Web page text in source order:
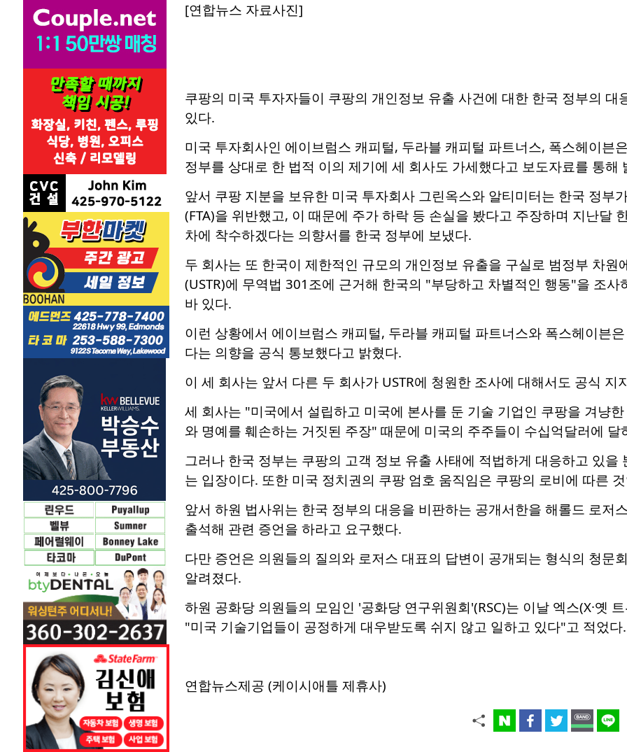
[연합뉴스 자료사진]
쿠팡의 미국 투자자들이 쿠팡의 개인정보 유출 사건에 대한 한국 정부의
있다.
미국 투자회사인 에이브럼스 캐피털, 두라블 캐피털 파트너스, 폭스헤이븐
정부를 상대로 한 법적 이의 제기에 세 회사도 가세했다고 보도자료를 통해
앞서 쿠팡 지분을 보유한 미국 투자회사 그린옥스와 알티미터는 한국 정부
(FTA)을 위반했고, 이 때문에 주가 하락 등 손실을 봤다고 주장하며 지난달
차에 착수하겠다는 의향서를 한국 정부에 보냈다.
두 회사는 또 한국이 제한적인 규모의 개인정보 유출을 구실로 범정부 차
(USTR)에 무역법 301조에 근거해 한국의 "부당하고 차별적인 행동"을 조
바 있다.
이런 상황에서 에이브럼스 캐피털, 두라블 캐피털 파트너스와 폭스헤이븐
다는 의향을 공식 통보했다고 밝혔다.
이 세 회사는 앞서 다른 두 회사가 USTR에 청원한 조사에 대해서도 공식
세 회사는 "미국에서 설립하고 미국에 본사를 둔 기술 기업인 쿠팡을 겨냥
와 명예를 훼손하는 거짓된 주장" 때문에 미국의 주주들이 수십억달러에
그러나 한국 정부는 쿠팡의 고객 정보 유출 사태에 적법하게 대응하고 있
는 입장이다. 또한 미국 정치권의 쿠팡 엄호 움직임은 쿠팡의 로비에 따른
앞서 하원 법사위는 한국 정부의 대응을 비판하는 공개서한을 해롤드 로저
출석해 관련 증언을 하라고 요구했다.
다만 증언은 의원들의 질의와 로저스 대표의 답변이 공개되는 형식의 청문
알려졌다.
하원 공화당 의원들의 모임인 '공화당 연구위원회'(RSC)는 이날 엑스(X·옛
"미국 기술기업들이 공정하게 대우받도록 쉬지 않고 일하고 있다"고 적었다.
연합뉴스제공 (케이시애틀 제휴사)